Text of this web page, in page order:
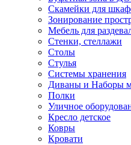
Скамейки для
Зонирование
Мебель для
Стенки, стеллажи
Столы
Стулья
Системы хранения
Диваны и Наборы
Полки
Уличное
Кресло детское
Ковры
Кровати